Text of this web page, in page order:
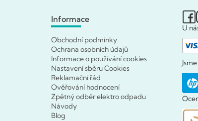
Informace
Obchodní podmínky
Ochrana osobních údajů
Informace o používání cookies
Nastavení sběru Cookies
Reklamační řád
Ověřování hodnocení
Zpětný odběr elektro odpadu
Návody
Blog
U